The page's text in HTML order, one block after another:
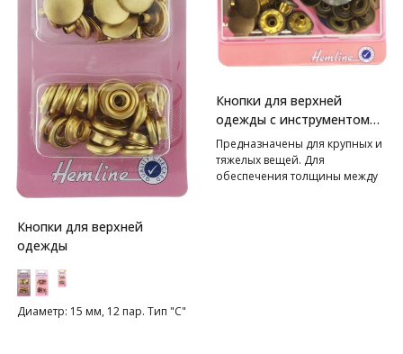
Кнопки для верхней
одежды
Диаметр: 15 мм, 12 пар. Тип "С"
Кнопки для верхней
одежды с инструментом
для установки HEMLINE
Предназначены для крупных и
тяжелых вещей. Для
обеспечения толщины между